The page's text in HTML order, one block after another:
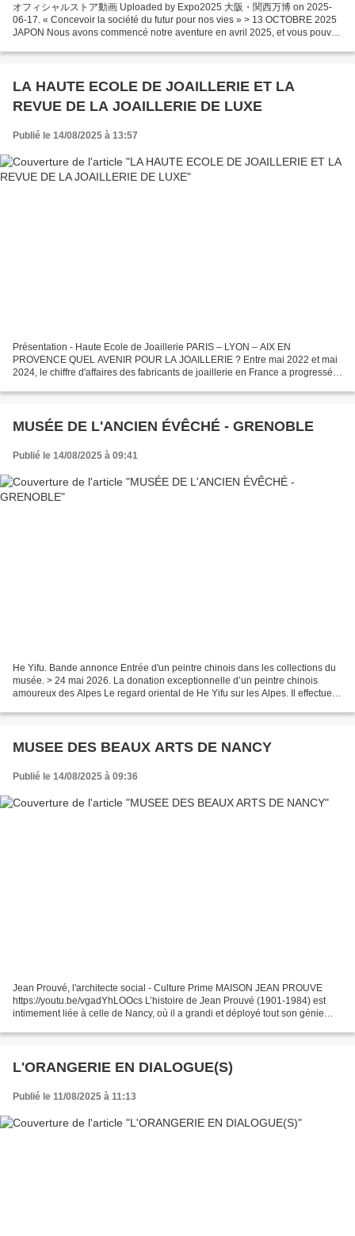
オフィシャルストア動画 Uploaded by Expo2025 大阪・関西万博 on 2025-
06-17. « Concevoir la société du futur pour nos vies » > 13 OCTOBRE 2025
JAPON Nous avons commencé notre aventure en avril 2025, et vous pouvez
LA HAUTE ECOLE DE JOAILLERIE ET LA
REVUE DE LA JOAILLERIE DE LUXE
Publié le 14/08/2025 à 13:57
Présentation - Haute Ecole de Joaillerie PARIS – LYON – AIX EN
PROVENCE QUEL AVENIR POUR LA JOAILLERIE ? Entre mai 2022 et mai
2024, le chiffre d'affaires des fabricants de joaillerie en France a progressé
MUSÉE DE L'ANCIEN ÉVÊCHÉ - GRENOBLE
Publié le 14/08/2025 à 09:41
He Yifu. Bande annonce Entrée d'un peintre chinois dans les collections du
musée. > 24 mai 2026. La donation exceptionnelle d’un peintre chinois
amoureux des Alpes Le regard oriental de He Yifu sur les Alpes. Il effectue
MUSEE DES BEAUX ARTS DE NANCY
Publié le 14/08/2025 à 09:36
Jean Prouvé, l'architecte social - Culture Prime MAISON JEAN PROUVE
https://youtu.be/vgadYhLOOcs L’histoire de Jean Prouvé (1901-1984) est
intimement liée à celle de Nancy, où il a grandi et déployé tout son génie
L'ORANGERIE EN DIALOGUE(S)
Publié le 11/08/2025 à 11:13